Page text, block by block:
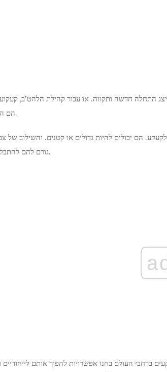
התחלה חדשה ותקווה. או עבור קהילת הלהט'ב,
הם הצהרה גאה.
הם יכולים להיות גדולים או קטנים. והשילוב של
גורם להם להתבלט על העור.
ברחבי העולם בחנו אפשרויות להפוך אותם לייחודיים